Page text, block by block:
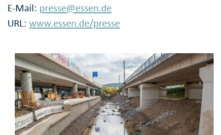
E-Mail: presse@essen.de
URL: www.essen.de/presse